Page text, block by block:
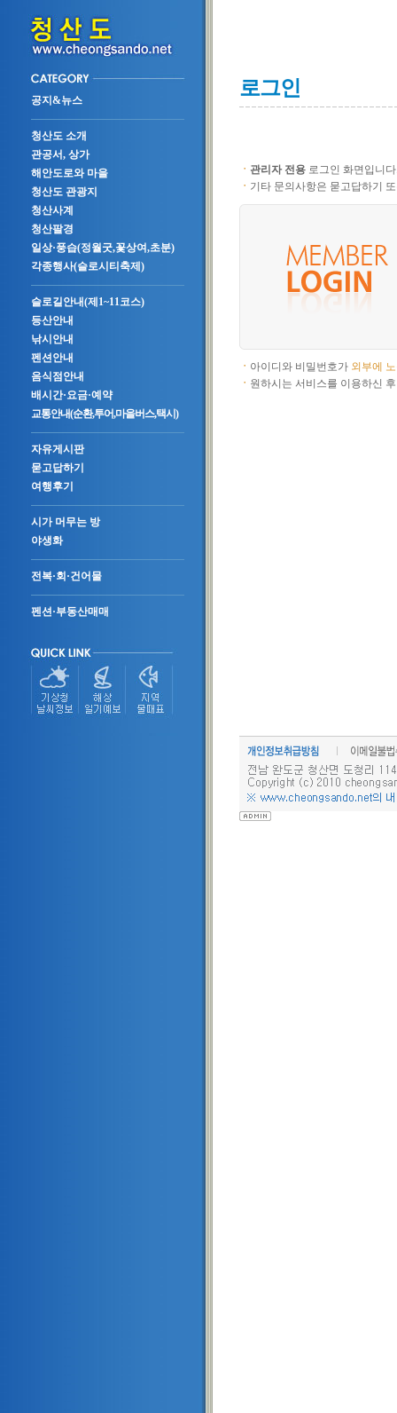
공지&뉴스
청산도 소개
관공서, 상가
해안도로와 마을
청산도 관광지
청산사계
청산팔경
일상·풍습(정월굿,꽃상여,초분)
각종행사(슬로시티축제)
슬로길안내(제1~11코스)
등산안내
낚시안내
펜션안내
음식점안내
배시간·요금·예약
교통안내(순환,투어,마을버스,택시)
자유게시판
묻고답하기
여행후기
시가 머무는 방
야생화
전복·회·건어물
펜션·부동산매매
로그인
ㆍ 관리자 전용 로그인 화면입니
ㆍ 기타 문의사항은 묻고답하기
ㆍ 아이디와 비밀번호가 외부에
ㆍ 원하시는 서비스를 이용하신